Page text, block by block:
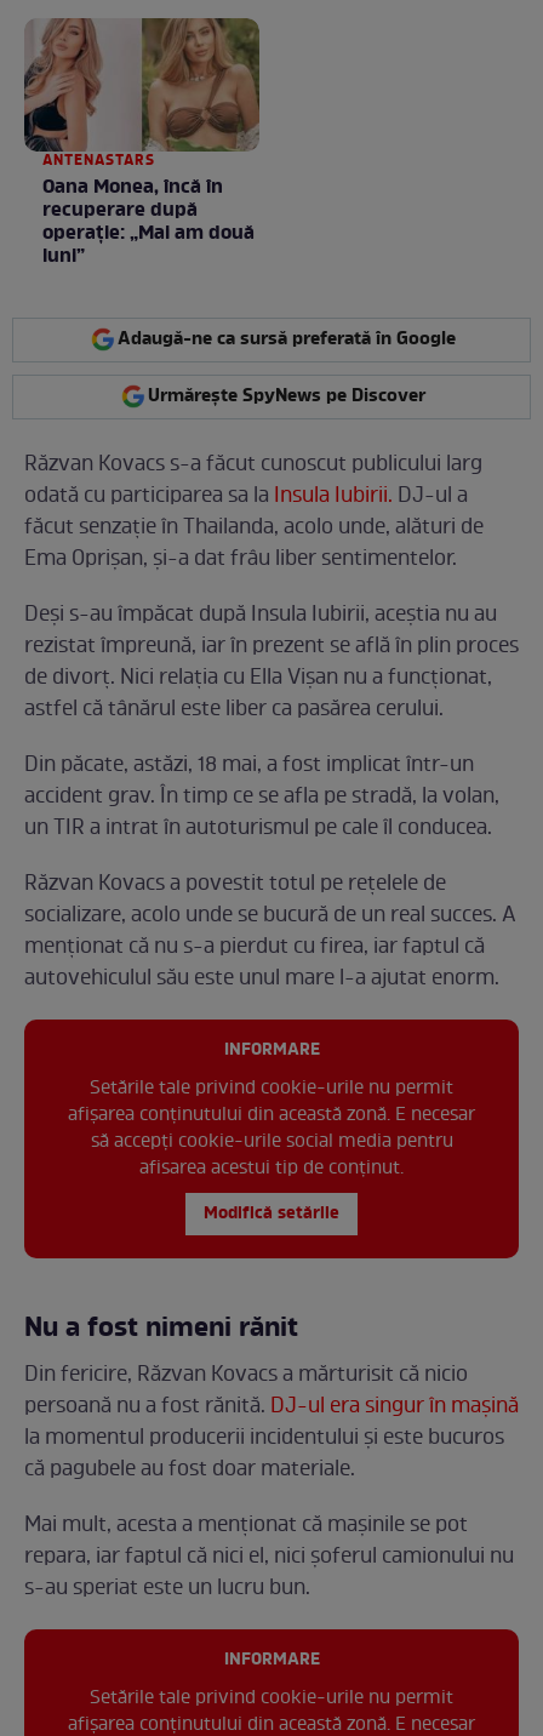
ANTENASTARS
Oana Monea, încă în
recuperare după
operație: „Mai am două
luni”
Adaugă-ne ca sursă preferată în Google
Urmărește SpyNews pe Discover
Răzvan Kovacs s-a făcut cunoscut publicului larg
odată cu participarea sa la Insula Iubirii. DJ-ul a
făcut senzație în Thailanda, acolo unde, alături de
Ema Oprișan, și-a dat frâu liber sentimentelor.
Deși s-au împăcat după Insula Iubirii, aceștia nu au
rezistat împreună, iar în prezent se află în plin proces
de divorț. Nici relația cu Ella Vișan nu a funcționat,
astfel că tânărul este liber ca pasărea cerului.
Din păcate, astăzi, 18 mai, a fost implicat într-un
accident grav. În timp ce se afla pe stradă, la volan,
un TIR a intrat în autoturismul pe cale îl conducea.
Răzvan Kovacs a povestit totul pe rețelele de
socializare, acolo unde se bucură de un real succes. A
menționat că nu s-a pierdut cu firea, iar faptul că
autovehiculul său este unul mare l-a ajutat enorm.
INFORMARE
Setările tale privind cookie-urile nu permit
afișarea conținutului din această zonă. E necesar
să accepți cookie-urile social media pentru
afisarea acestui tip de conținut.
Modifică setările
Nu a fost nimeni rănit
Din fericire, Răzvan Kovacs a mărturisit că nicio
persoană nu a fost rănită. DJ-ul era singur în mașină
la momentul producerii incidentului și este bucuros
că pagubele au fost doar materiale.
Mai mult, acesta a menționat că mașinile se pot
repara, iar faptul că nici el, nici șoferul camionului nu
s-au speriat este un lucru bun.
INFORMARE
Setările tale privind cookie-urile nu permit
afișarea conținutului din această zonă. E necesar